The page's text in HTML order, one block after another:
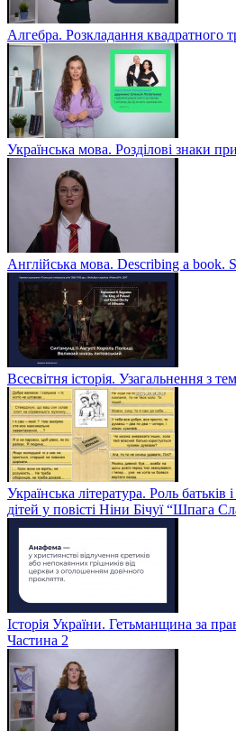
Алгебра. Розкладання квадратного
Українська мова. Розділові знаки
Англійська мова. Describing a book.
Всесвітня історія. Узагальнення з
Українська література. Роль батьків
дітей у повісті Ніни Бічуї “Шпага
Історія України. Гетьманщина за
Частина 2